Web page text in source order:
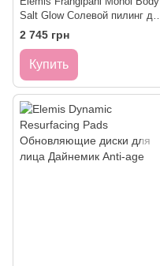
Salt Glow Солевой пилинг для
тела
2 745 грн
Купить